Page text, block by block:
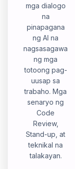
mga dialogo
na
pinapagana
ng AI na
nagsasagawa
ng mga
totoong pag-
uusap sa
trabaho. Mga
senaryo ng
Code
Review,
Stand-up, at
teknikal na
talakayan.